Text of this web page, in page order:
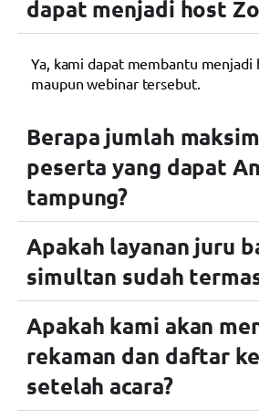
dapat menjadi host
Ya, kami dapat membantu
maupun webinar tersebut.
Berapa jumlah
peserta yang dapat
tampung?
Apakah layanan juru
simultan sudah
Apakah kami akan
rekaman dan daftar
setelah acara?